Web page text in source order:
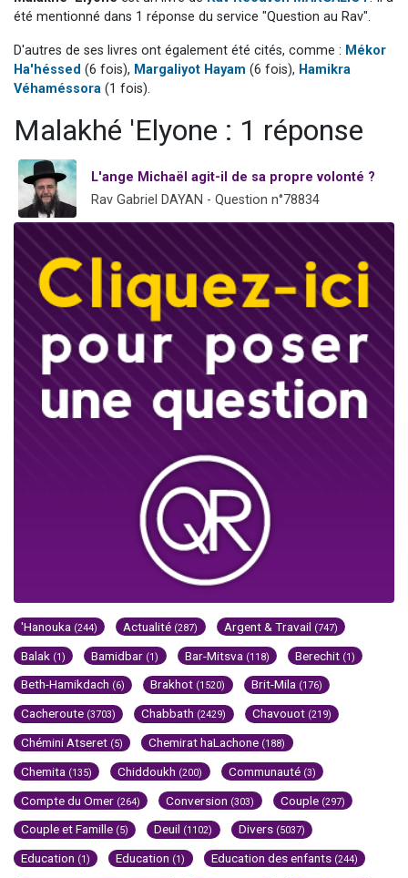
13 personnes viennent de demander une bénédiction
30 personnes viennent de faire un don pour Sauvez la jambe de Yohan
Il reste 49 places pour étudier en groupe sur Zoom
12 nouvelles musiques dans Torah-Box Music
été mentionné dans 1 réponse du service "Question au Rav".
D'autres de ses livres ont également été cités, comme : Mékor
Ha'héssed (6 fois), Margaliyot Hayam (6 fois), Hamikra
Véhaméssora (1 fois).
Malakhé 'Elyone : 1 réponse
L'ange Michaël agit-il de sa propre volonté ?
Rav Gabriel DAYAN - Question n°78834
'Hanouka (244) Actualité (287) Argent & Travail (747)
Balak (1) Bamidbar (1) Bar-Mitsva (118) Berechit (1)
Beth-Hamikdach (6) Brakhot (1520) Brit-Mila (176)
Cacheroute (3703) Chabbath (2429) Chavouot (219)
Chémini Atseret (5) Chemirat haLachone (188)
Chemita (135) Chiddoukh (200) Communauté (3)
Compte du Omer (264) Conversion (303) Couple (297)
Couple et Famille (5) Deuil (1102) Divers (5037)
Education (1) Education (1) Education des enfants (244)